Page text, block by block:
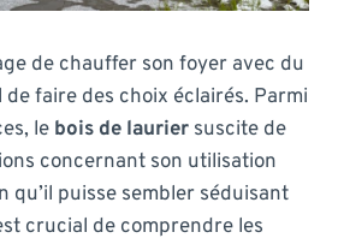
de chauffer son foyer avec du
de faire des choix éclairés. Parmi
le bois de laurier suscite de
concernant son utilisation
qu’il puisse sembler séduisant
crucial de comprendre les